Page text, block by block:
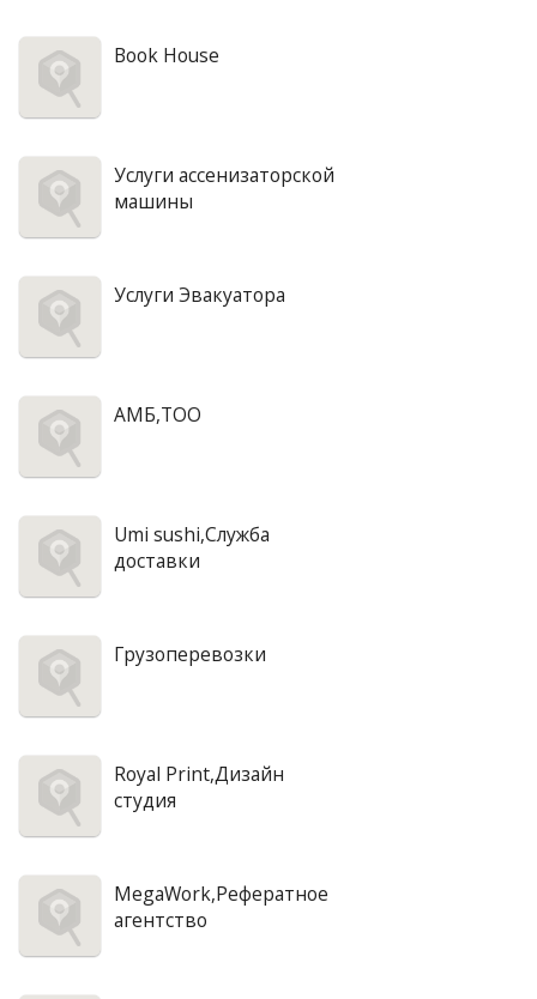
Book House
Услуги ассенизаторской
машины
Услуги Эвакуатора
АМБ,ТОО
Umi sushi,Служба
доставки
Грузоперевозки
Royal Print,Дизайн
студия
MegaWork,Рефератное
агентство